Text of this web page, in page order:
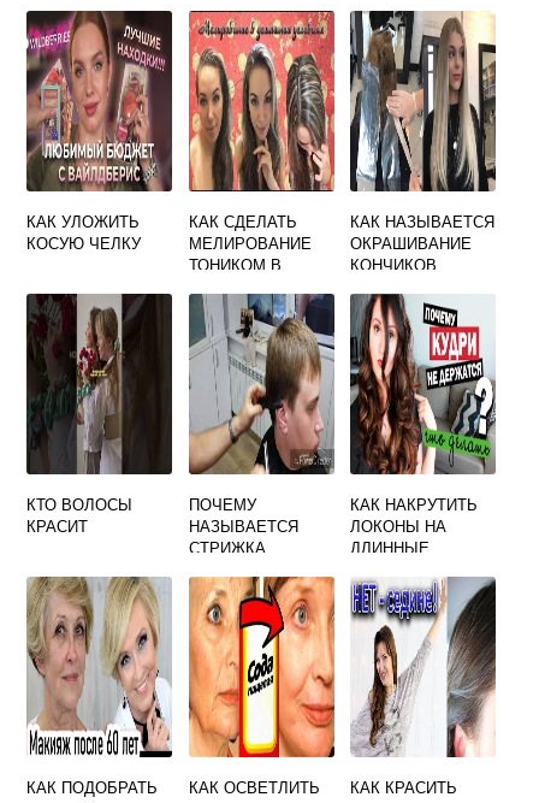
КАК УЛОЖИТЬ
КОСУЮ ЧЕЛКУ
КАК СДЕЛАТЬ
МЕЛИРОВАНИЕ
ТОНИКОМ В
УСЛОВИЯХ
КАК НАЗЫВАЕТСЯ
ОКРАШИВАНИЕ
КОНЧИКОВ
КТО ВОЛОСЫ
КРАСИТ
ПОЧЕМУ
НАЗЫВАЕТСЯ
СТРИЖКА
КАК НАКРУТИТЬ
ЛОКОНЫ НА
ДЛИННЫЕ
ДОЛГО
ДЕРЖАЛИСЬ
КАК ПОДОБРАТЬ
КАК ОСВЕТЛИТЬ
КАК КРАСИТЬ